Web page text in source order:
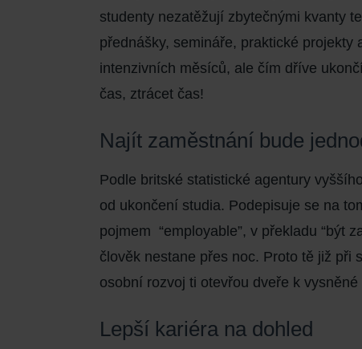
studenty nezatěžují zbytečnými kvanty
přednášky, semináře, praktické
intenzivních měsíců, ale čím dříve
čas, ztrácet čas!
Najít zaměstnání bude
Podle britské statistické agentury
od ukončení studia. Podepisuje se na
pojmem “employable”, v překladu “být
člověk nestane přes noc. Proto tě již při
osobní rozvoj ti otevřou dveře k vysněné
Lepší kariéra na dohled